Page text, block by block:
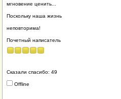
мгновение ценить...
Поскольку наша жизнь
неповторима!
Почетный написатель
Сказали спасибо: 49
Offline